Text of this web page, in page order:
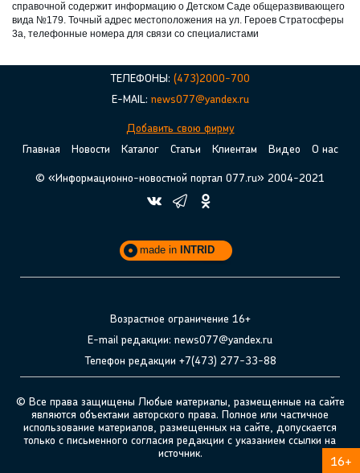
справочной содержит информацию о Детском Саде общеразвивающего
вида №179. Точный адрес местоположения на ул. Героев Стратосферы
3а, телефонные номера для связи со специалистами
ТЕЛЕФОНЫ: (473)2000-700
E-MAIL: news077@yandex.ru
Добавить свою фирму
Главная
Новости Каталог Статьи Клиентам Видео О нас
© «Информационно-новостной портал 077.ru» 2004-2021
made in INTRID
Возрастное ограничение 16+
E-mail редакции: news077@yandex.ru
Телефон редакции +7(473) 277-33-88
© Все права защищены Любые материалы, размещенные на сайте
являются объектами авторского права. Полное или частичное
использование материалов, размещенных на сайте, допускается
только с письменного согласия редакции с указанием ссылки на
источник.
16+